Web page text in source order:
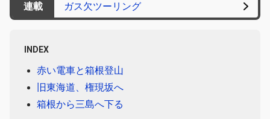
連載 ガス欠ツーリング
INDEX
赤い電車と箱根登山
旧東海道、権現坂へ
箱根から三島へ下る